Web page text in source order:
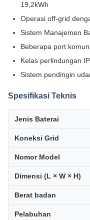
19,2kWh
Operasi off-grid
Sistem Manajemen
Beberapa port
Kelas perlindungan
Sistem pendingin
Spesifikasi Teknis
Jenis Baterai
Koneksi Grid
Nomor Model
Dimensi (L × W × H)
Berat badan
Pelabuhan